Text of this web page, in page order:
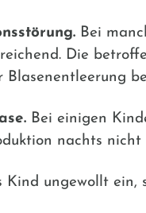
Bei
Die
Blasenentleerung
Bei einigen
nachts nicht
Kind ungewollt